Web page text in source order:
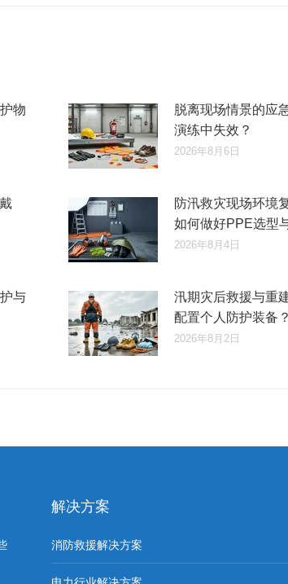
物
脱离现场情景的应
演练中失效？
2026年8月6日
防汛救灾现场环境
如何做好PPE选型
2026年8月4日
与
汛期灾后救援与重
配置个人防护装备？
2026年8月2日
解决方案
消防救援解决方案